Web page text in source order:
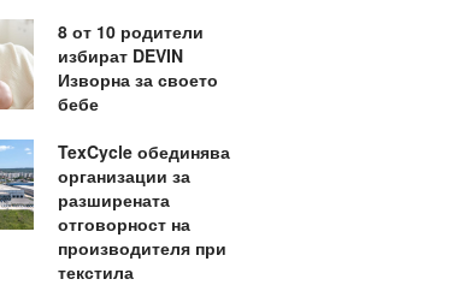
8 от 10 родители
избират DEVIN
Изворна за своето
бебе
TexCycle обединява
организации за
разширената
отговорност на
производителя при
текстила